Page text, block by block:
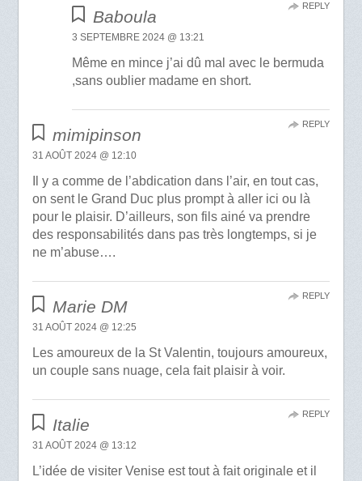
Baboula
3 SEPTEMBRE 2024 @ 13:21
Même en mince j’ai dû mal avec le bermuda
,sans oublier madame en short.
REPLY
mimipinson
31 AOÛT 2024 @ 12:10
Il y a comme de l’abdication dans l’air, en tout cas,
on sent le Grand Duc plus prompt à aller ici ou là
pour le plaisir. D’ailleurs, son fils ainé va prendre
des responsabilités dans pas très longtemps, si je
ne m’abuse….
REPLY
Marie DM
31 AOÛT 2024 @ 12:25
Les amoureux de la St Valentin, toujours amoureux,
un couple sans nuage, cela fait plaisir à voir.
REPLY
Italie
31 AOÛT 2024 @ 13:12
L’idée de visiter Venise est tout à fait originale et il
REPLY